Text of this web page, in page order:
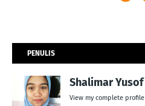
PENULIS
Shalimar Yusof
View my complete profile